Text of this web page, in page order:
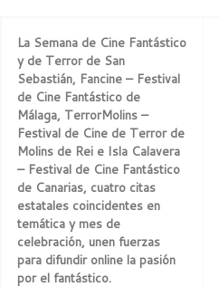
La Semana de Cine Fantástico
y de Terror de San
Sebastián, Fancine – Festival
de Cine Fantástico de
Málaga, TerrorMolins –
Festival de Cine de Terror de
Molins de Rei e Isla Calavera
– Festival de Cine Fantástico
de Canarias, cuatro citas
estatales coincidentes en
temática y mes de
celebración, unen fuerzas
para difundir online la pasión
por el fantástico.